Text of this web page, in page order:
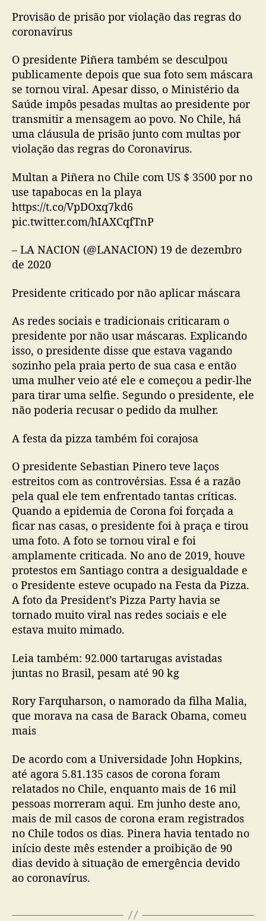
Provisão de prisão por violação das regras do
coronavírus
O presidente Piñera também se desculpou
publicamente depois que sua foto sem máscara
se tornou viral. Apesar disso, o Ministério da
Saúde impôs pesadas multas ao presidente por
transmitir a mensagem ao povo. No Chile, há
uma cláusula de prisão junto com multas por
violação das regras do Coronavirus.
Multan a Piñera no Chile com US $ 3500 por no
use tapabocas en la playa
https://t.co/VpDOxq7kd6
pic.twitter.com/hIAXCqfTnP
– LA NACION (@LANACION) 19 de dezembro
de 2020
Presidente criticado por não aplicar máscara
As redes sociais e tradicionais criticaram o
presidente por não usar máscaras. Explicando
isso, o presidente disse que estava vagando
sozinho pela praia perto de sua casa e então
uma mulher veio até ele e começou a pedir-lhe
para tirar uma selfie. Segundo o presidente, ele
não poderia recusar o pedido da mulher.
A festa da pizza também foi corajosa
O presidente Sebastian Pinero teve laços
estreitos com as controvérsias. Essa é a razão
pela qual ele tem enfrentado tantas críticas.
Quando a epidemia de Corona foi forçada a
ficar nas casas, o presidente foi à praça e tirou
uma foto. A foto se tornou viral e foi
amplamente criticada. No ano de 2019, houve
protestos em Santiago contra a desigualdade e
o Presidente esteve ocupado na Festa da Pizza.
A foto da President’s Pizza Party havia se
tornado muito viral nas redes sociais e ele
estava muito mimado.
Leia também: 92.000 tartarugas avistadas
juntas no Brasil, pesam até 90 kg
Rory Farquharson, o namorado da filha Malia,
que morava na casa de Barack Obama, comeu
mais
De acordo com a Universidade John Hopkins,
até agora 5.81.135 casos de corona foram
relatados no Chile, enquanto mais de 16 mil
pessoas morreram aqui. Em junho deste ano,
mais de mil casos de corona eram registrados
no Chile todos os dias. Pinera havia tentado no
início deste mês estender a proibição de 90
dias devido à situação de emergência devido
ao coronavírus.